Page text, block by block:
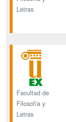
Letras
Facultad de
Filosofía y
Letras